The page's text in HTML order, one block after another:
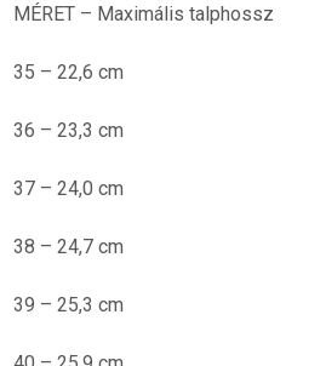
MÉRET – Maximális talphossz
35 – 22,6 cm
36 – 23,3 cm
37 – 24,0 cm
38 – 24,7 cm
39 – 25,3 cm